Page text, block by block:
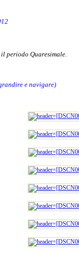
periodo Quaresimale.
e navigare)